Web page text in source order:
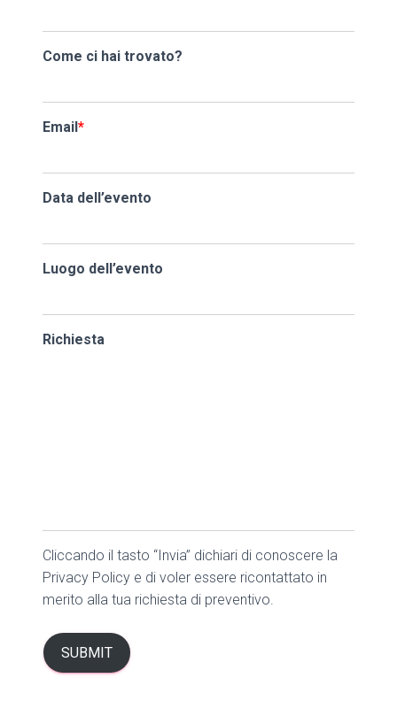
Come ci hai trovato?
Email*
Data dell’evento
Luogo dell’evento
Richiesta
Cliccando il tasto “Invia” dichiari di conoscere la
Privacy Policy e di voler essere ricontattato in
merito alla tua richiesta di preventivo.
SUBMIT